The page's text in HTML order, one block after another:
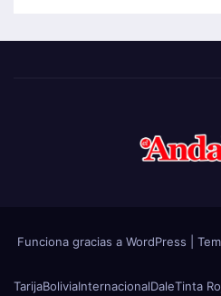
Funciona gracias a WordPress
TarijaBoliviaInternacionalDaleTinta